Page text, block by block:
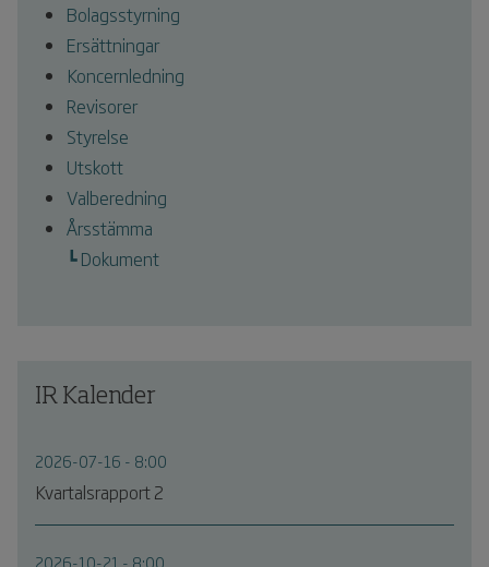
Bolagsstyrning
Ersättningar
Koncernledning
Revisorer
Styrelse
Utskott
Valberedning
Årsstämma
┗ Dokument
IR Kalender
2026-07-16 - 8:00
Kvartalsrapport 2
2026-10-21 - 8:00